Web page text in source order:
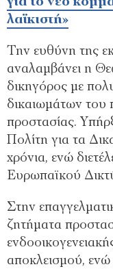
λαϊκιστή»
Την ευθύνη της
αναλαμβάνει η
δικηγόρος με
δικαιωμάτων του
προστασίας.
Πολίτη για τα
χρόνια, ενώ
Ευρωπαϊκού
Στην
ζητήματα
αποκλεισμού, ενώ